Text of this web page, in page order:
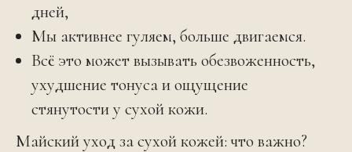
дней,
Мы активнее гуляем, больше двигаемся.
Всё это может вызывать обезвоженность,
ухудшение тонуса и ощущение
стянутости у сухой кожи.
Майский уход за сухой кожей: что важно?